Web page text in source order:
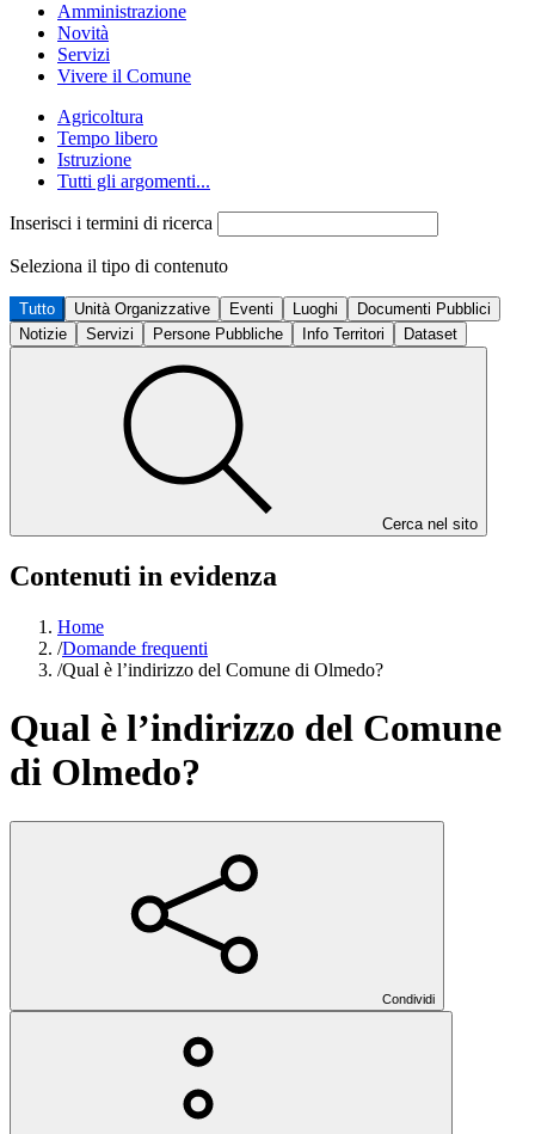
Amministrazione
Novità
Servizi
Vivere il Comune
Agricoltura
Tempo libero
Istruzione
Tutti gli argomenti...
Inserisci i termini di ricerca
Seleziona il tipo di contenuto
Tutto Unità Organizzative Eventi Luoghi
Documenti Pubblici
Notizie
Servizi Persone Pubbliche Info Territori Dataset
Cerca nel sito
Contenuti in evidenza
Home
/Domande frequenti
/Qual è l’indirizzo del Comune di Olmedo?
Qual è l’indirizzo del Comune
di Olmedo?
Condividi